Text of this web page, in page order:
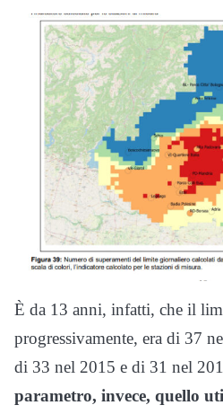
È da 13 anni, infatti, che il
progressivamente, era di 37
di 33 nel 2015 e di 31 nel
parametro, invece, quello